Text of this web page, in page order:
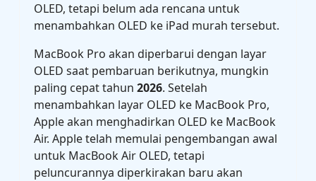
OLED, tetapi belum ada rencana untuk
menambahkan OLED ke iPad murah tersebut.
MacBook Pro akan diperbarui dengan layar
OLED saat pembaruan berikutnya, mungkin
paling cepat tahun 2026. Setelah
menambahkan layar OLED ke MacBook Pro,
Apple akan menghadirkan OLED ke MacBook
Air. Apple telah memulai pengembangan awal
untuk MacBook Air OLED, tetapi
peluncurannya diperkirakan baru akan